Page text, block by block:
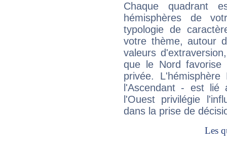
Chaque quadrant
hémisphères de
typologie de
votre thème, autour
valeurs
que le Nord favorise
privée.
l'Ascendant - est
l'Ouest privilégie
dans la prise de